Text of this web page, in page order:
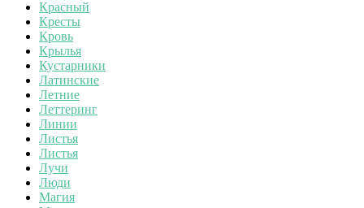
Красный
Кресты
Кровь
Крылья
Кустарники
Латинские
Летние
Леттеринг
Линии
Листья
Листья
Лучи
Люди
Магия